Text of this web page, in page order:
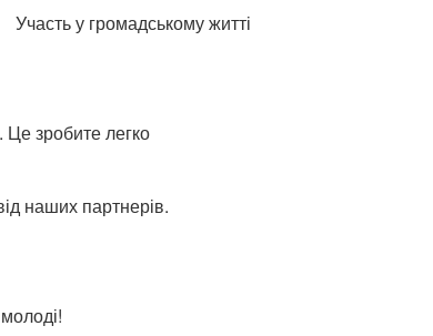
Участь у громадському житті
зробите легко
наших партнерів.